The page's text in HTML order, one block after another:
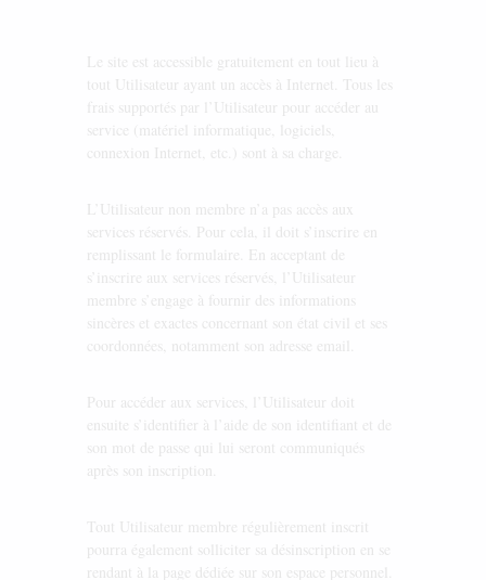
Le site est accessible gratuitement en tout lieu à
tout Utilisateur ayant un accès à Internet. Tous les
frais supportés par l’Utilisateur pour accéder au
service (matériel informatique, logiciels,
connexion Internet, etc.) sont à sa charge.
L’Utilisateur non membre n’a pas accès aux
services réservés. Pour cela, il doit s’inscrire en
remplissant le formulaire. En acceptant de
s’inscrire aux services réservés, l’Utilisateur
membre s’engage à fournir des informations
sincères et exactes concernant son état civil et ses
coordonnées, notamment son adresse email.
Pour accéder aux services, l’Utilisateur doit
ensuite s’identifier à l’aide de son identifiant et de
son mot de passe qui lui seront communiqués
après son inscription.
Tout Utilisateur membre régulièrement inscrit
pourra également solliciter sa désinscription en se
rendant à la page dédiée sur son espace personnel.